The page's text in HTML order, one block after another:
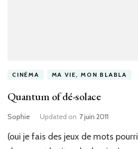
CINÉMA MA VIE, MON BLABLA
Quantum of dé-solace
Sophie Updated on 7 juin 2011
(oui je fais des jeux de mots